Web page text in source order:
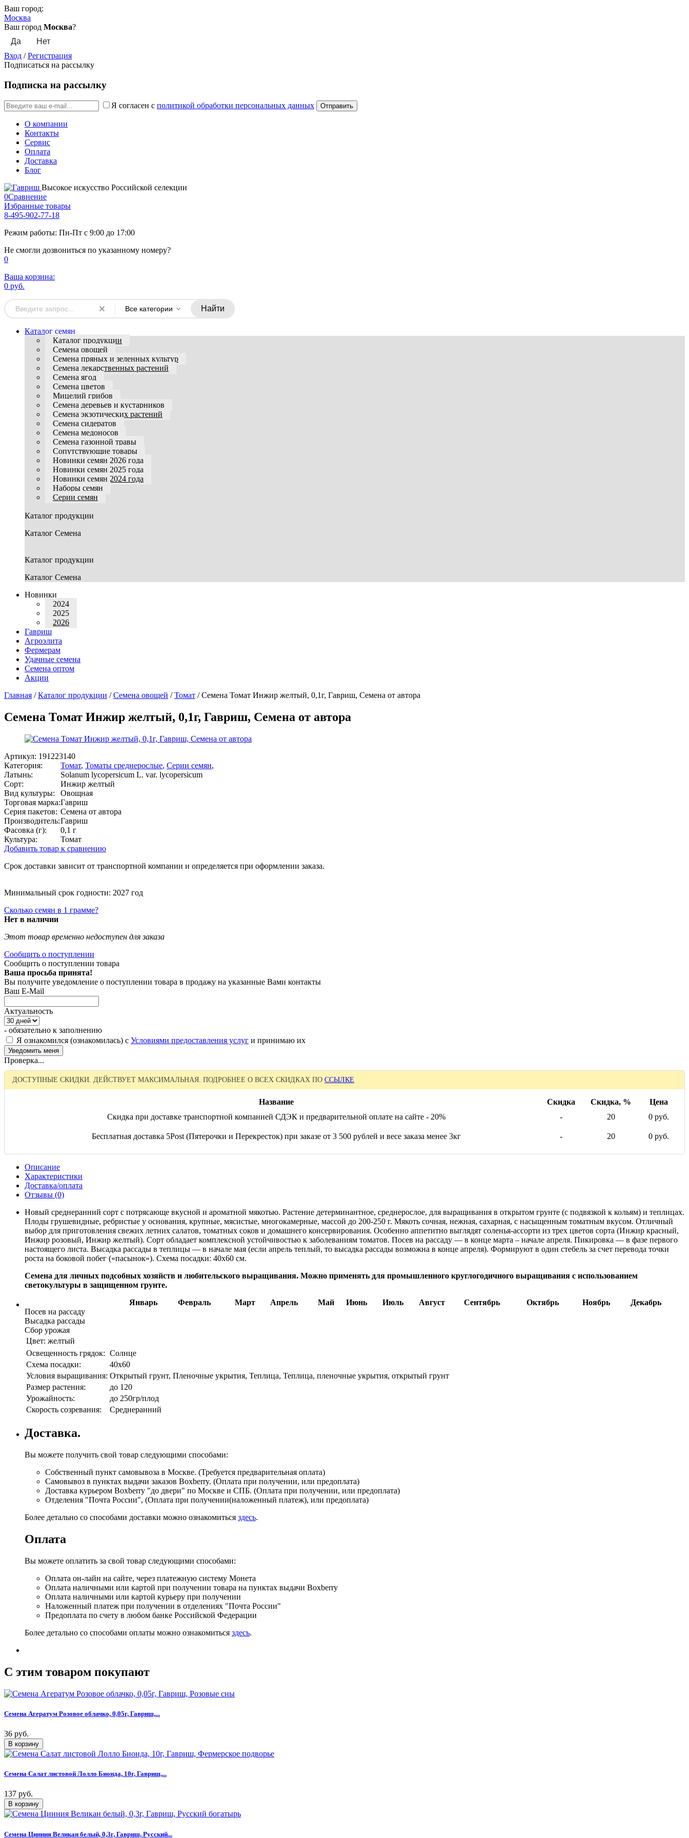
Ваш город:
Москва
Ваш город Москва?
Вход /Регистрация
Подписаться на рассылку
Подписка на рассылку
Я согласен с политикой обработки персональных данных
О компании
Контакты
Сервис
Оплата
Доставка
Блог
Высокое искусство Российской селекции
0Сравнение
Избранные товары
8-495-902-77-18
Режим работы: Пн-Пт с 9:00 до 17:00
Не смогли дозвониться по указанному номеру?
0
Ваша корзина:
0 руб.
Все категории Найти
Каталог семян
Каталог продукции
Семена овощей
Семена пряных и зеленных культур
Семена лекарственных растений
Семена ягод
Семена цветов
Мицелий грибов
Семена деревьев и кустарников
Семена экзотических растений
Семена сидератов
Семена медоносов
Семена газонной травы
Сопутствующие товары
Новинки семян 2026 года
Новинки семян 2025 года
Новинки семян 2024 года
Наборы семян
Серии семян
Каталог продукции
Каталог Семена
Каталог продукции
Каталог Семена
Новинки
2024
2025
2026
Гавриш
Агроэлита
Фермерам
Удачные семена
Семена оптом
Акции
Главная /Каталог продукции /Семена овощей /Томат /Семена Томат Инжир желтый, 0,1г, Гавриш, Семена от автора
Семена Томат Инжир желтый, 0,1г, Гавриш, Семена от автора
Артикул: 191223140
Категория:
Томат, Томаты среднерослые, Серии семян,
Латынь:
Solanum lycopersicum L. var. lycopersicum
Сорт:
Инжир желтый
Вид культуры:
Овощная
Торговая марка:Гавриш
Серия пакетов: Семена от автора
Производитель:Гавриш
Фасовка (г):
0,1 г
Культура:
Томат
Добавить товар к сравнению
Срок доставки зависит от транспортной компании и определяется при оформлении заказа.
Минимальный срок годности: 2027 год
Сколько семян в 1 грамме?
Нет в наличии
Этот товар временно недоступен для заказа
Сообщить о поступлении
Сообщить о поступлении товара
Ваша просьба принята!
Вы получите уведомление о поступлении товара в продажу на указанные Вами контакты
Ваш E-Mail
Актуальность
- обязательно к заполнению
Я ознакомился (ознакомилась) с Условиями предоставления услуг и принимаю их
Проверка...
ДОСТУПНЫЕ СКИДКИ. ДЕЙСТВУЕТ МАКСИМАЛЬНАЯ. ПОДРОБНЕЕ О ВСЕХ СКИДКАХ ПО ССЫЛКЕ
Название Скидка Скидка, %
Цена
Скидка при доставке транспортной компанией СДЭК и предварительной оплате на сайте - 20%
- 20 0 руб.
Бесплатная доставка 5Post (Пятерочки и Перекресток) при заказе от 3 500 рублей и весе заказа менее 3кг - 20 0 руб.
Описание
Характеристики
Доставка/оплата
Отзывы (0)
Новый среднеранний сорт с потрясающе вкусной и ароматной мякотью. Растение детерминантное, среднерослое, для выращивания в открытом грунте (с подвязкой к кольям) и теплицах.
Плоды грушевидные, ребристые у основания, крупные, мясистые, многокамерные, массой до 200-250 г. Мякоть сочная, нежная, сахарная, с насыщенным томатным вкусом. Отличный
выбор для приготовления свежих летних салатов, томатных соков и домашнего консервирования. Особенно аппетитно выглядят соленья-ассорти из трех цветов сорта (Инжир красный,
Инжир розовый, Инжир желтый). Сорт обладает комплексной устойчивостью к заболеваниям томатов. Посев на рассаду — в конце марта – начале апреля. Пикировка — в фазе первого
настоящего листа. Высадка рассады в теплицы — в начале мая (если апрель теплый, то высадка рассады возможна в конце апреля). Формируют в один стебель за счет перевода точки
роста на боковой побег («пасынок»). Схема посадки: 40х60 см.
Семена для личных подсобных хозяйств и любительского выращивания. Можно применять для промышленного круглогодичного выращивания с использованием
светокультуры в защищенном грунте.
Январь
Февраль Март Апрель Май Июнь Июль Август Сентябрь Октябрь Ноябрь
Декабрь
Посев на рассаду
Высадка рассады
Сбор урожая
Цвет: желтый
Освещенность грядок: Солнце
Схема посадки:
40х60
Условия выращивания: Открытый грунт, Пленочные укрытия, Теплица, Теплица, пленочные укрытия, открытый грунт
Размер растения:
до 120
Урожайность:
до 250гр/плод
Скорость созревания:
Среднеранний
Доставка.
Вы можете получить свой товар следующими способами:
Собственный пункт самовывоза в Москве. (Требуется предварительная оплата)
Самовывоз в пунктах выдачи заказов Boxberry. (Оплата при получении, или предоплата)
Доставка курьером Boxberry "до двери" по Москве и СПБ. (Оплата при получении, или предоплата)
Отделения "Почта России", (Оплата при получении(наложенный платеж), или предоплата)
Более детально со способами доставки можно ознакомиться здесь.
Оплата
Вы можете оплатить за свой товар следующими способами:
Оплата он-лайн на сайте, через платежную систему Монета
Оплата наличными или картой при получении товара на пунктах выдачи Boxberry
Оплата наличными или картой курьеру при получении
Наложенный платеж при получении в отделениях "Почта России"
Предоплата по счету в любом банке Российской Федерации
Более детально со способами оплаты можно ознакомиться здесь.
C этим товаром покупают
Семена Агератум Розовое облачко, 0,05г, Гавриш,...
36 руб.
Семена Салат листовой Лолло Бионда, 10г, Гавриш,...
137 руб.
Семена Цинния Великан белый, 0,3г, Гавриш, Русский...